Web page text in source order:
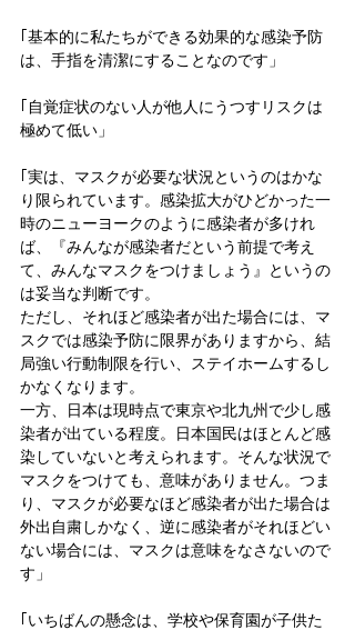
｢基本的に私たちができる効果的な感染予防
は、手指を清潔にすることなのです」
｢自覚症状のない人が他人にうつすリスクは
極めて低い」
｢実は、マスクが必要な状況というのはかな
り限られています。感染拡大がひどかった一
時のニューヨークのように感染者が多けれ
ば、『みんなが感染者だという前提で考え
て、みんなマスクをつけましょう』というの
は妥当な判断です。
ただし、それほど感染者が出た場合には、マ
スクでは感染予防に限界がありますから、結
局強い行動制限を行い、ステイホームするし
かなくなります。
一方、日本は現時点で東京や北九州で少し感
染者が出ている程度。日本国民はほとんど感
染していないと考えられます。そんな状況で
マスクをつけても、意味がありません。つま
り、マスクが必要なほど感染者が出た場合は
外出自粛しかなく、逆に感染者がそれほどい
ない場合には、マスクは意味をなさないので
す」
｢いちばんの懸念は、学校や保育園が子供た